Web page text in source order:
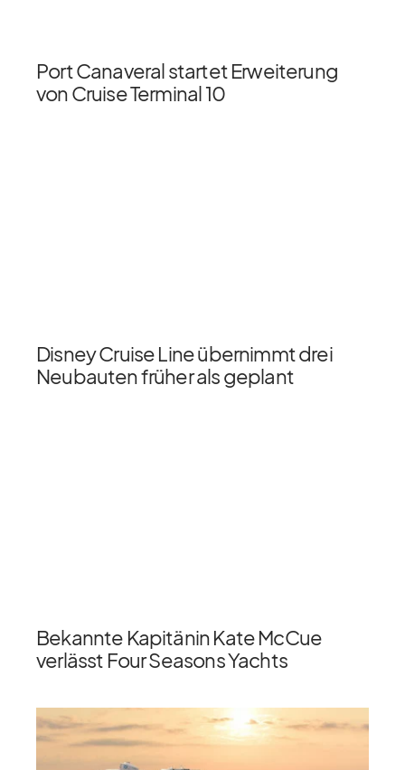
Port Canaveral startet Erweiterung
von Cruise Terminal 10
Disney Cruise Line übernimmt drei
Neubauten früher als geplant
Bekannte Kapitänin Kate McCue
verlässt Four Seasons Yachts